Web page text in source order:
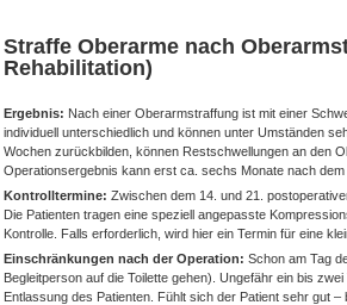
Straffe Oberarme nach
Rehabilitation)
Ergebnis: Nach einer Oberarmstraffung ist mit einer
individuell unterschiedlich und können unter Umständen
Wochen zurückbilden, können Restschwellungen an den
Operationsergebnis kann erst ca. sechs Monate nach dem
Kontrolltermine: Zwischen dem 14. und 21.
Die Patienten tragen eine speziell angepasste
Kontrolle. Falls erforderlich, wird hier ein Termin für eine
Einschränkungen nach der Operation: Schon am Tag
Begleitperson auf die Toilette gehen). Ungefähr ein bis
Entlassung des Patienten. Fühlt sich der Patient sehr gut